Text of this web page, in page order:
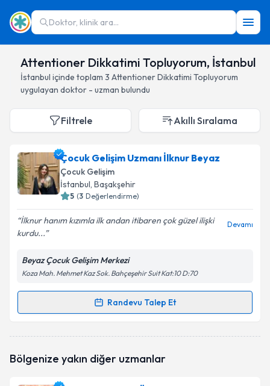
Doktor, klinik ara...
Attentioner Dikkatimi Topluyorum, İstanbul
İstanbul içinde toplam 3 Attentioner Dikkatimi Topluyorum
uygulayan doktor - uzman bulundu
Filtrele Akıllı Sıralama
Çocuk Gelişim Uzmanı İlknur Beyaz
Çocuk Gelişim
İstanbul, Başakşehir
5 (3 Değerlendirme)
İlknur hanım kızımla ilk andan itibaren çok güzel ilişki
kurdu...
Devamı
Beyaz Çocuk Gelişim Merkezi
Koza Mah. Mehmet Kaz Sok. Bahçeşehir Suit Kat:10 D:70
Randevu Talep Et
Randevu Takvimi Talebi
takvimi talebi oluşturun. Size bu uzmandan randevu
Bölgenize yakın diğer uzmanlar